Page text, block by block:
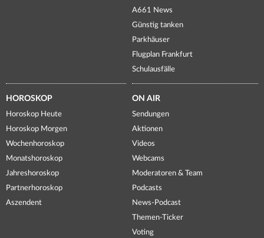
A661 News
Günstig tanken
Parkhäuser
Flugplan Frankfurt
Schulausfälle
HOROSKOP
Horoskop Heute
Horoskop Morgen
Wochenhoroskop
Monatshoroskop
Jahreshoroskop
Partnerhoroskop
Aszendent
ON AIR
Sendungen
Aktionen
Videos
Webcams
Moderatoren & Team
Podcasts
News-Podcast
Themen-Ticker
Voting